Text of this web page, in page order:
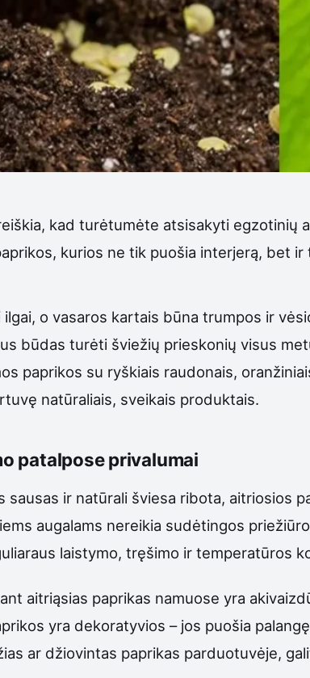
kad turėtumėte atsisakyti egzotinių
kurios ne tik puošia interjerą, bet
o vasaros kartais būna trumpos ir
būdas turėti šviežių prieskonių visus
paprikos su ryškiais raudonais,
natūraliais, sveikais produktais.
patalpose privalumai
ir natūrali šviesa ribota, aitriosios
augalams nereikia sudėtingos
laistymo, tręšimo ir temperatūros
aitriąsias paprikas namuose yra
yra dekoratyvios – jos puošia
ar džiovintas paprikas parduotuvėje,